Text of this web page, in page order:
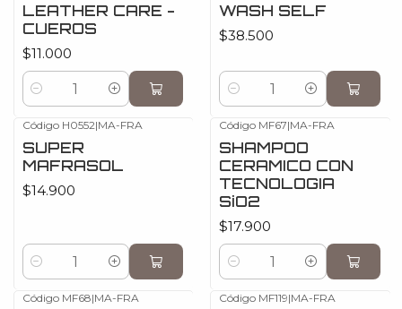
LEATHER CARE -
CUEROS
$11.000
Cantidad
WASH SELF
$38.500
Cantidad
Código H0552|MA-FRA
SUPER
MAFRASOL
$14.900
Cantidad
Código MF67|MA-FRA
SHAMPOO
CERAMICO CON
TECNOLOGIA
SiO2
$17.900
Cantidad
Código MF68|MA-FRA Código MF119|MA-FRA